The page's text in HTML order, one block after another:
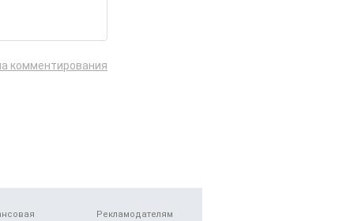
комментирования
Рекламодателям